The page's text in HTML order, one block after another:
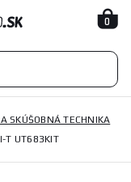
0
SKÚŠOBNÁ TECHNIKA
T UT683KIT